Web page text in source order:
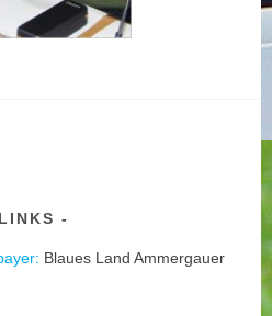
LINKS
Blaues Land Ammergauer